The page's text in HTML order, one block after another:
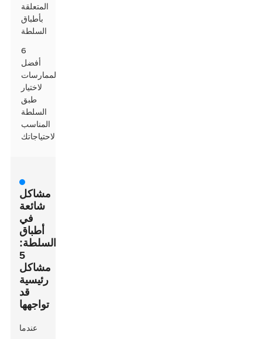
المتعلقة
بأطباق
السلطة
6
أفضل
الممارسات
لاختيار
طبق
السلطة
المناسب
لاحتياجاتك
مشاكل
شائعة
في
أطباق
السلطة:
5
مشاكل
رئيسية
قد
تواجهها
عندما